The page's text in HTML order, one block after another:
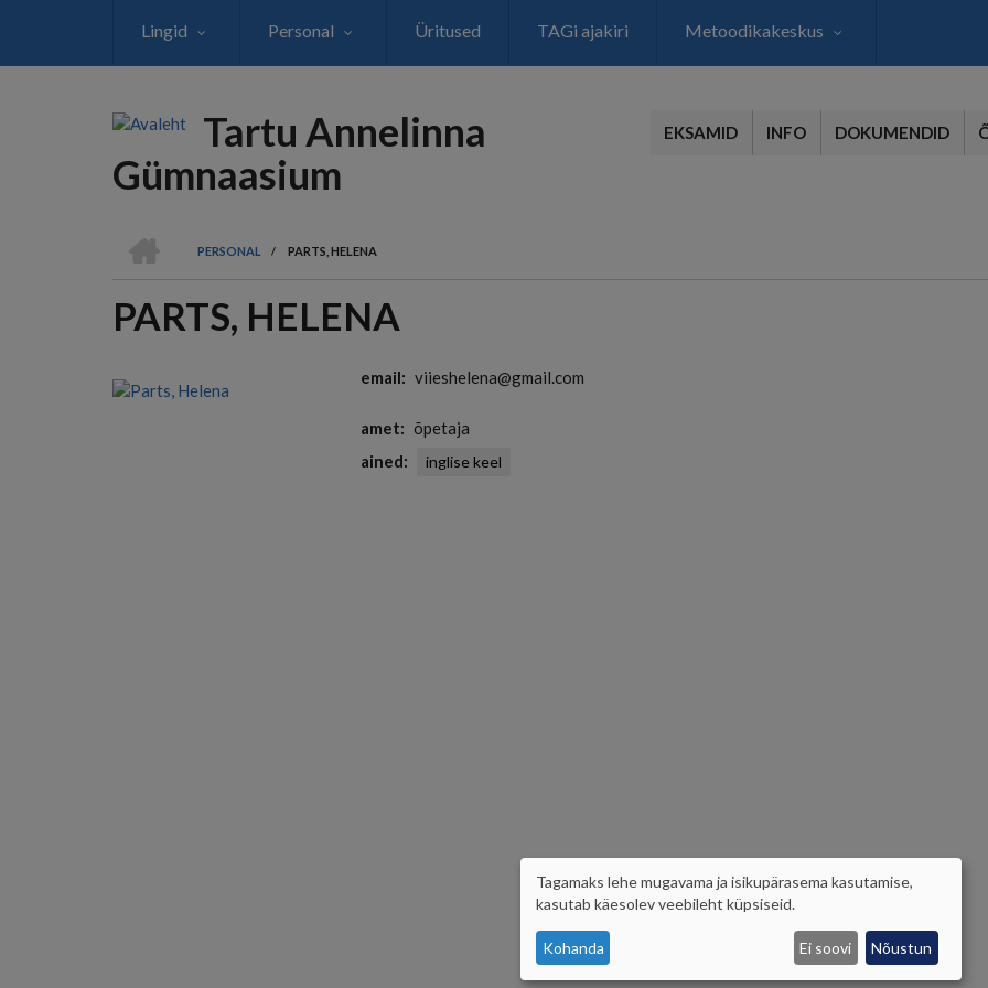
Lingid Personal Üritused TAGi ajakiri Metoodikakeskus
Tartu Annelinna
Gümnaasium
EKSAMID INFO DOKUMENDID
LEIVAPURU
PERSONAL
/ PARTS, HELENA
PARTS, HELENA
email viieshelena@gmail.com
amet
õpetaja
ained
inglise keel
ISIKUANDMETE
JA
Tagamaks lehe mugavama ja isikupärasema kasutamise,
kasutab käesolev veebileht küpsiseid.
Kohanda Ei soovi Nõustun